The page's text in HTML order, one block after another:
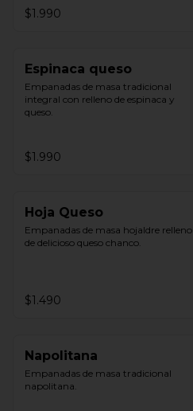
$1.990
Espinaca queso
Empanadas de masa tradicional
integral con relleno de espinaca y
queso.
$1.990
Hoja Queso
Empanadas de masa hojaldre relleno
de delicioso queso chanco.
$1.490
Napolitana
Empanadas de masa tradicional
napolitana.